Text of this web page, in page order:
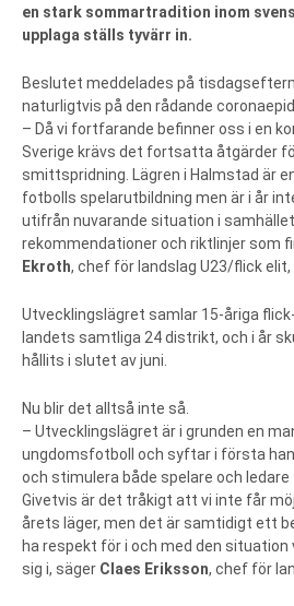
en stark sommartradition inom
upplaga ställs tyvärr in.
Beslutet meddelades på
naturligtvis på den rådande
– Då vi fortfarande befinner oss i en
Sverige krävs det fortsatta åtgärder
smittspridning. Lägren i Halmstad är
fotbolls spelarutbildning men är i år
utifrån nuvarande situation i
rekommendationer och riktlinjer som
Ekroth, chef för landslag U23/flick elit,
Utvecklingslägret samlar 15-åriga
landets samtliga 24 distrikt, och i år
hållits i slutet av juni.
Nu blir det alltså inte så.
– Utvecklingslägret är i grunden en
ungdomsfotboll och syftar i första
och stimulera både spelare och
Givetvis är det tråkigt att vi inte får
årets läger, men det är samtidigt ett
ha respekt för i och med den
sig i, säger Claes Eriksson, chef för